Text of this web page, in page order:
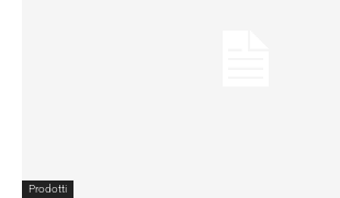
Prodotti